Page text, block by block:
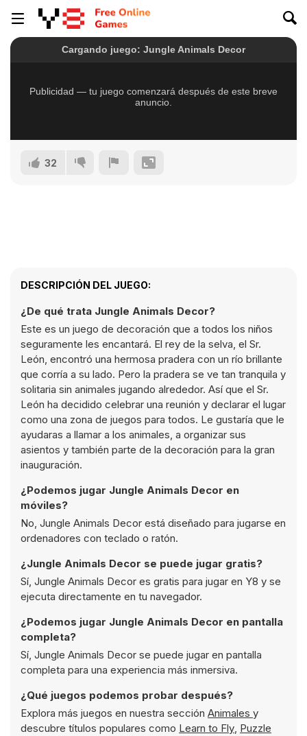
32
DESCRIPCIÓN DEL JUEGO:
¿De qué trata Jungle Animals Decor?
Este es un juego de decoración que a todos los niños
seguramente les encantará. El rey de la selva, el Sr.
León, encontró una hermosa pradera con un río brillante
que corría a su lado. Pero la pradera se ve tan tranquila y
solitaria sin animales jugando alrededor. Así que el Sr.
León ha decidido celebrar una reunión y declarar el lugar
como una zona de juegos para todos. Le gustaría que le
ayudaras a llamar a los animales, a organizar sus
asientos y también parte de la decoración para la gran
inauguración.
¿Podemos jugar Jungle Animals Decor en
móviles?
No, Jungle Animals Decor está diseñado para jugarse en
ordenadores con teclado o ratón.
¿Jungle Animals Decor se puede jugar gratis?
Sí, Jungle Animals Decor es gratis para jugar en Y8 y se
ejecuta directamente en tu navegador.
¿Podemos jugar Jungle Animals Decor en pantalla
completa?
Sí, Jungle Animals Decor se puede jugar en pantalla
completa para una experiencia más inmersiva.
¿Qué juegos podemos probar después?
Explora más juegos en nuestra sección Animales y
descubre títulos populares como Learn to Fly, Puzzle